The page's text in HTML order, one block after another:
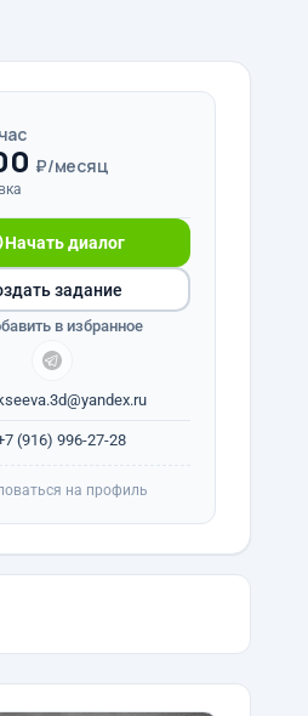
₽/месяц
(916) 996-27-28
Начать диалог
задание
в избранное
на профиль